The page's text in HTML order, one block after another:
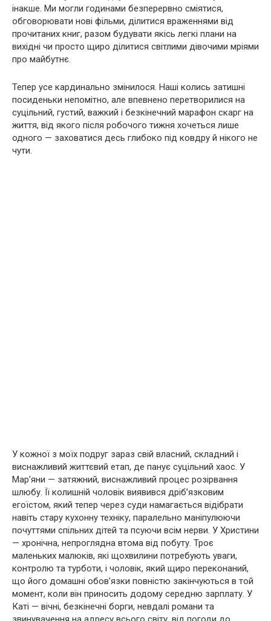
інакше. Ми могли годинами безперервно сміятися,
обговорювати нові фільми, ділитися враженнями від
прочитаних книг, разом будувати якісь легкі плани на
вихідні чи просто щиро ділитися світлими дівочими мріями
про майбутнє.
Тепер усе кардинально змінилося. Наші колись затишні
посиденьки непомітно, але впевнено перетворилися на
суцільний, густий, важкий і безкінечний марафон скарг на
життя, від якого після робочого тижня хочеться лише
одного — заховатися десь глибоко під ковдру й нікого не
чути.
У кожної з моїх подруг зараз свій власний, складний і
виснажливий життєвий етап, де панує суцільний хаос. У
Мар’яни — затяжний, виснажливий процес розірвання
шлюбу. Її колишній чоловік виявився дріб’язковим
егоїстом, який тепер через суди намагається відібрати
навіть стару кухонну техніку, паралельно маніпулюючи
почуттями спільних дітей та псуючи всім нерви. У Христини
— хронічна, непроглядна втома від побуту. Троє
маленьких малюків, які щохвилини потребують уваги,
контролю та турботи, і чоловік, який щиро переконаний,
що його домашні обов’язки повністю закінчуються в той
момент, коли він приносить додому середню зарплату. У
Каті — вічні, безкінечні борги, невдалі романи та